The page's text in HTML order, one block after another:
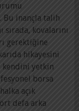
Bu inançla talih
kovalarını
gerektiğine
hikayesini
kendini yetkin
borsa
açık
defa arka